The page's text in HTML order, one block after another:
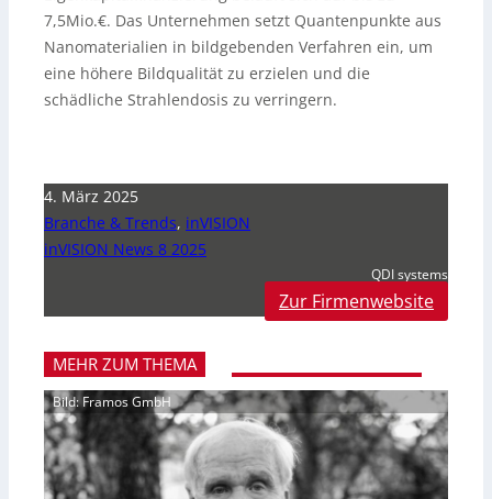
7,5Mio.€. Das Unternehmen setzt Quantenpunkte aus
Nanomaterialien in bildgebenden Verfahren ein, um
eine höhere Bildqualität zu erzielen und die
schädliche Strahlendosis zu verringern.
4. März 2025
Branche & Trends, inVISION
inVISION News 8 2025
QDI systems
Zur Firmenwebsite
MEHR ZUM THEMA
Bild: Framos GmbH